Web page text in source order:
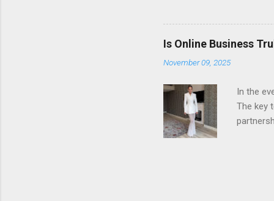
every
creates
Is Online Business
November 09, 2025
In the
The key
we